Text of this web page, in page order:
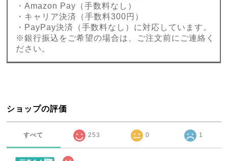
・Amazon Pay（手数料なし）
・キャリア決済（手数料300円）
・PayPay決済（手数料なし）に対応しています。
※銀行振込をご希望の場合は、ご注文前にご連絡く
ださい。
ショップの評価
すべて 253 0 1